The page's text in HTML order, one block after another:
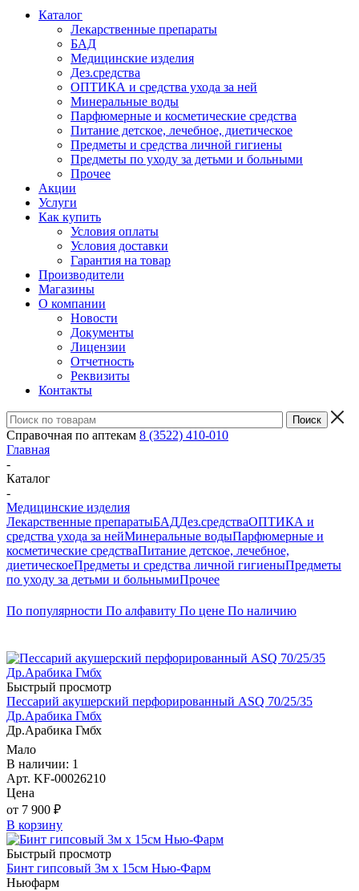
Каталог
Лекарственные препараты
БАД
Медицинские изделия
Дез.средства
ОПТИКА и средства ухода за ней
Минеральные воды
Парфюмерные и косметические средства
Питание детское, лечебное, диетическое
Предметы и средства личной гигиены
Предметы по уходу за детьми и больными
Прочее
Акции
Услуги
Как купить
Условия оплаты
Условия доставки
Гарантия на товар
Производители
Магазины
О компании
Новости
Документы
Лицензии
Отчетность
Реквизиты
Контакты
Справочная по аптекам 8 (3522) 410-010
Главная
-
Каталог
-
Медицинские изделия
Лекарственные препаратыБАДДез.средстваОПТИКА и
средства ухода за нейМинеральные водыПарфюмерные и
косметические средстваПитание детское, лечебное,
диетическоеПредметы и средства личной гигиеныПредметы
по уходу за детьми и больнымиПрочее
По популярности По алфавиту По цене По наличию
Быстрый просмотр
Пессарий акушерский перфорированный ASQ 70/25/35
Др.Арабика Гмбх
Др.Арабика Гмбх
Мало
В наличии: 1
Арт. KF-00026210
Цена
от 7 900 ₽
В корзину
Быстрый просмотр
Бинт гипсовый 3м х 15см Нью-Фарм
Ньюфарм